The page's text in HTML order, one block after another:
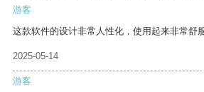
游客
这款软件的设计非常人性化，使用起来非常舒服
2025-05-14
游客